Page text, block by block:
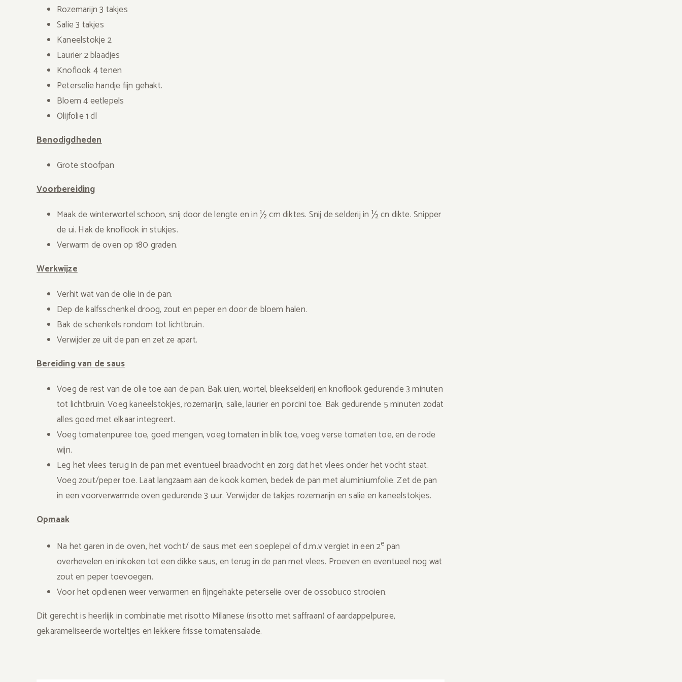
Rozemarijn 3 takjes
Salie 3 takjes
Kaneelstokje 2
Laurier 2 blaadjes
Knoflook 4 tenen
Peterselie handje fijn gehakt.
Bloem 4 eetlepels
Olijfolie 1 dl
Benodigdheden
Grote stoofpan
Voorbereiding
Maak de winterwortel schoon, snij door de lengte en in ½ cm diktes. Snij de selderij in ½ cn dikte. Snipper
de ui. Hak de knoflook in stukjes.
Verwarm de oven op 180 graden.
Werkwijze
Verhit wat van de olie in de pan.
Dep de kalfsschenkel droog, zout en peper en door de bloem halen.
Bak de schenkels rondom tot lichtbruin.
Verwijder ze uit de pan en zet ze apart.
Bereiding van de saus
Voeg de rest van de olie toe aan de pan. Bak uien, wortel, bleekselderij en knoflook gedurende 3 minuten
tot lichtbruin. Voeg kaneelstokjes, rozemarijn, salie, laurier en porcini toe. Bak gedurende 5 minuten zodat
alles goed met elkaar integreert.
Voeg tomatenpuree toe, goed mengen, voeg tomaten in blik toe, voeg verse tomaten toe, en de rode
wijn.
Leg het vlees terug in de pan met eventueel braadvocht en zorg dat het vlees onder het vocht staat.
Voeg zout/peper toe. Laat langzaam aan de kook komen, bedek de pan met aluminiumfolie. Zet de pan
in een voorverwarmde oven gedurende 3 uur. Verwijder de takjes rozemarijn en salie en kaneelstokjes.
Opmaak
Na het garen in de oven, het vocht/ de saus met een soeplepel of d.m.v vergiet in een 2e pan
overhevelen en inkoken tot een dikke saus, en terug in de pan met vlees. Proeven en eventueel nog wat
zout en peper toevoegen.
Voor het opdienen weer verwarmen en fijngehakte peterselie over de ossobuco strooien.
Dit gerecht is heerlijk in combinatie met risotto Milanese (risotto met saffraan) of aardappelpuree,
gekarameliseerde worteltjes en lekkere frisse tomatensalade.